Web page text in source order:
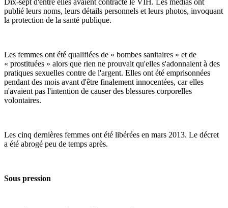
Dix-sept d'entre elles avaient contracté le VIH. Les médias ont
publié leurs noms, leurs détails personnels et leurs photos, invoquant
la protection de la santé publique.
Les femmes ont été qualifiées de « bombes sanitaires » et de
« prostituées » alors que rien ne prouvait qu'elles s'adonnaient à des
pratiques sexuelles contre de l'argent. Elles ont été emprisonnées
pendant des mois avant d'être finalement innocentées, car elles
n'avaient pas l'intention de causer des blessures corporelles
volontaires.
Les cinq dernières femmes ont été libérées en mars 2013. Le décret
a été abrogé peu de temps après.
Sous pression